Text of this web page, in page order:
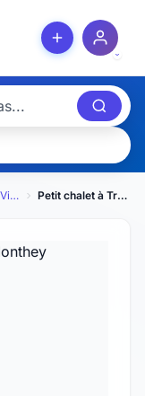
Maisons & Villas Petit chalet à Troistorrents